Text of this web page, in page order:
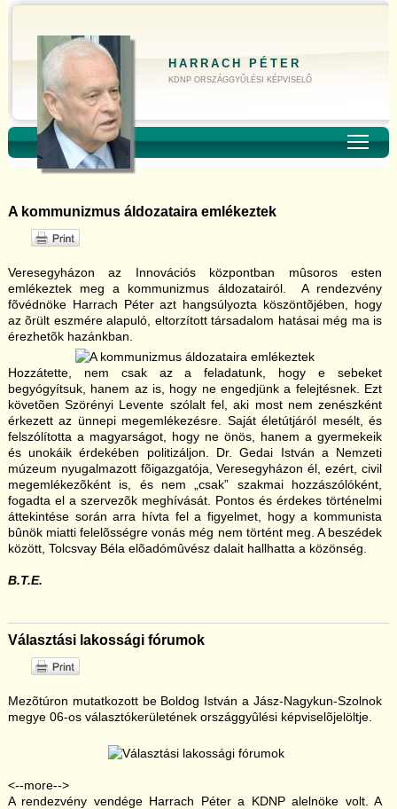
HARRACH PÉTER
KDNP ORSZÁGGYŰLÉSI KÉPVISELŐ
A kommunizmus áldozataira emlékeztek
Veresegyházon az Innovációs központban mûsoros esten
emlékeztek meg a kommunizmus áldozatairól. A rendezvény
fõvédnöke Harrach Péter azt hangsúlyozta köszöntõjében, hogy
az õrült eszmére alapuló, eltorzított társadalom hatásai még ma is
érezhetõk hazánkban.
Hozzátette, nem csak az a feladatunk, hogy e sebeket
begyógyítsuk, hanem az is, hogy ne engedjünk a felejtésnek. Ezt
követõen Szörényi Levente szólalt fel, aki most nem zenészként
érkezett az ünnepi megemlékezésre. Saját életútjáról mesélt, és
felszólította a magyarságot, hogy ne önös, hanem a gyermekeik
és unokáik érdekében politizáljon. Dr. Gedai István a Nemzeti
múzeum nyugalmazott fõigazgatója, Veresegyházon él, ezért, civil
megemlékezõként is, és nem „csak” szakmai hozzászólóként,
fogadta el a szervezõk meghívását. Pontos és érdekes történelmi
áttekintése során arra hívta fel a figyelmet, hogy a kommunista
bûnök miatti felelõsségre vonás még nem történt meg. A beszédek
között, Tolcsvay Béla elõadómûvész dalait hallhatta a közönség.
B.T.E.
Választási lakossági fórumok
Mezõtúron mutatkozott be Boldog István a Jász-Nagykun-Szolnok
megye 06-os választókerületének országgyûlési képviselõjelöltje.
<--more-->
A rendezvény vendége Harrach Péter a KDNP alelnöke volt. A